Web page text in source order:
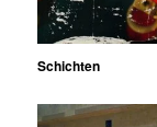
Schichten